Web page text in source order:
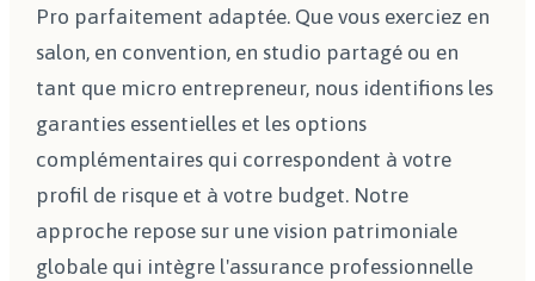
Pro parfaitement adaptée. Que vous exerciez en
salon, en convention, en studio partagé ou en
tant que micro entrepreneur, nous identifions les
garanties essentielles et les options
complémentaires qui correspondent à votre
profil de risque et à votre budget. Notre
approche repose sur une vision patrimoniale
globale qui intègre l'assurance professionnelle